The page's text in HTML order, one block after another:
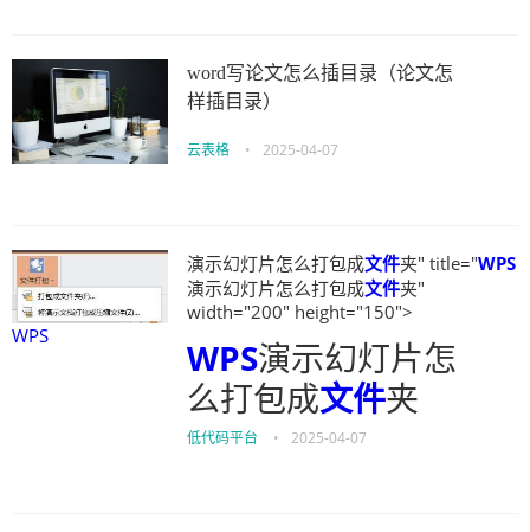
word写论文怎么插目录（论文怎
样插目录）
云表格 • 2025-04-07
WPS
演示幻灯片怎么打包成文件夹" title="WPS
演示幻灯片怎么打包成文件夹"
width="200" height="150">
WPS演示幻灯片怎
么打包成文件夹
低代码平台 • 2025-04-07